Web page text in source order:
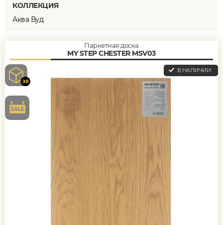
КОЛЛЕКЦИЯ
Аква Вуд
Паркетная доска
MY STEP CHESTER MSV03
В НАЛИЧИИ